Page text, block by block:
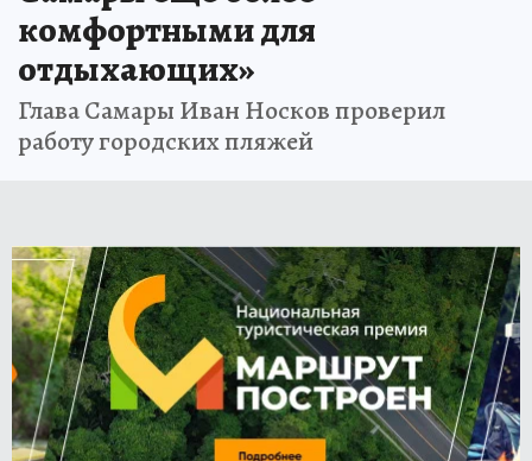
комфортными для
отдыхающих»
Глава Самары Иван Носков проверил
работу городских пляжей